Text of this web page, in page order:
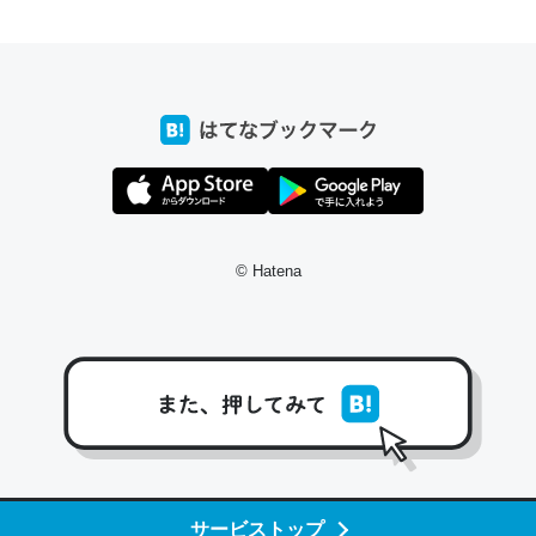
サービストップ
か使わないので回線代ほとんどかからないですよ。参考：
entry/2019/05/15/180534
するくらいだった遠方の父67歳と僕。ITツール導入でコミュニケーションが劇的
が結構効いてるので、気になる場合はにんにくだけ加熱してから加えた
ダーで代用してもいいかも。
まらなくなる南フランス発祥の万能ソース「アイオリソース」の作り方をビストロ
いてみた - メシ通 | ホットペッパーグルメ
© Hatena